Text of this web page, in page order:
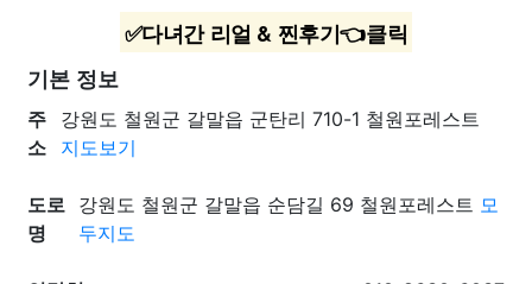
✅다녀간 리얼 & 찐후기👈클릭
기본 정보
주
소
강원도 철원군 갈말읍 군탄리 710-1 철원포레스트
지도보기
도로
명
강원도 철원군 갈말읍 순담길 69 철원포레스트 모
두지도